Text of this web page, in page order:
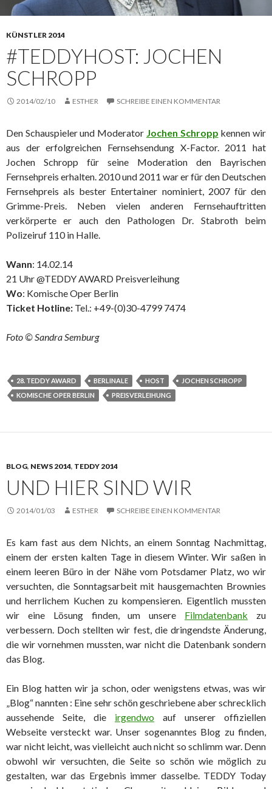
KÜNSTLER 2014
#TEDDYHOST: JOCHEN
SCHROPP
2014/02/10 ESTHER SCHREIBE EINEN KOMMENTAR
Den Schauspieler und Moderator Jochen Schropp kennen wir
aus der erfolgreichen Fernsehsendung X-Factor. 2011 hat
Jochen Schropp für seine Moderation den Bayrischen
Fernsehpreis erhalten. 2010 und 2011 war er für den Deutschen
Fernsehpreis als bester Entertainer nominiert, 2007 für den
Grimme-Preis. Neben vielen anderen Fernsehauftritten
verkörperte er auch den Pathologen Dr. Stabroth beim
Polizeiruf 110 in Halle.
Wann: 14.02.14
21 Uhr @TEDDY AWARD Preisverleihung
Wo: Komische Oper Berlin
Ticket Hotline: Tel.: +49-(0)30-4799 7474
Foto ©Sandra Semburg
28. TEDDY AWARD BERLINALE HOST
JOCHEN SCHROPP
KOMISCHE OPER BERLIN
PREISVERLEIHUNG
BLOG, NEWS 2014, TEDDY 2014
UND HIER SIND WIR
2014/01/03 ESTHER SCHREIBE EINEN KOMMENTAR
Es kam fast aus dem Nichts, an einem Sonntag Nachmittag,
einem der ersten kalten Tage in diesem Winter. Wir saßen in
einem leeren Büro in der Nähe vom Potsdamer Platz, wo wir
versuchten, die Sonntagsarbeit mit hausgemachten Brownies
und herrlichem Kuchen zu kompensieren. Eigentlich mussten
wir eine Lösung finden, um unsere Filmdatenbank zu
verbessern. Doch stellten wir fest, die dringendste Änderung,
die wir vornehmen mussten, war nicht die Datenbank sondern
das Blog.
Ein Blog hatten wir ja schon, oder wenigstens etwas, was wir
„Blog“ nannten : Eine sehr schön geschriebene aber schrecklich
aussehende Seite, die irgendwo auf unserer offiziellen
Webseite versteckt war. Unser sogenanntes Blog zu finden,
war nicht leicht, was vielleicht auch nicht so schlimm war. Denn
obwohl wir versuchten, die Seite so schön wie möglich zu
gestalten, war das Ergebnis immer dasselbe. TEDDY Today